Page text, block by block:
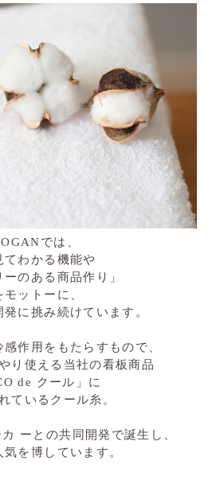
では、
てわかる機能や
ーのある商品作り」
モットーに、
に挑み続けています。
作用をもたらすもので、
り使える当社の看板商品
de クール」に
ているクール糸。
ーとの共同開発で誕生し、
気を博しています。